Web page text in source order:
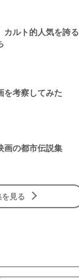
カルト的人気を誇る
を考察してみた
画の都市伝説集
見る